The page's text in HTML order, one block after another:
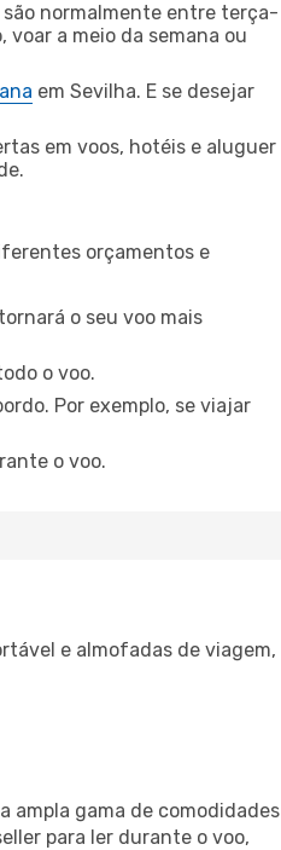
são normalmente entre terça-
a meio da semana ou
em Sevilha. E se desejar
em voos, hotéis e aluguer
orçamentos e
o seu voo mais
o voo.
Por exemplo, se viajar
o voo.
e almofadas de viagem,
ampla gama de comodidades
para ler durante o voo,